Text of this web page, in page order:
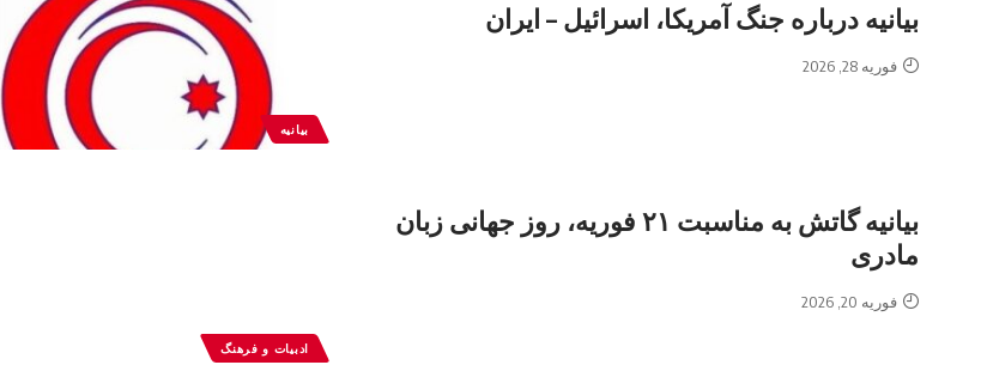
بیانیه
بیانیه درباره جنگ آمریکا، اسرائیل – ایران
فوریه 28, 2026
ادبیات و فرهنگ
بیانیه گاتش به مناسبت ۲۱ فوریه، روز جهانی زبان
مادری
فوریه 20, 2026